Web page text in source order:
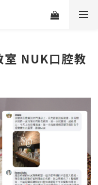
NUK口腔教